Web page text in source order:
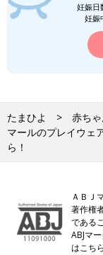
妊娠日
妊娠
たまひよ 赤ち
マールのプレイウェ
ら！
ＡＢＪ
著作権
である
ABJマ
はこ